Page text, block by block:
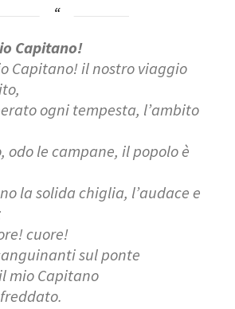
Capitano!
Capitano! il nostro viaggio
ogni tempesta, l’ambito
odo le campane, il popolo è
la solida chiglia, l’audace e
cuore!
sul ponte
mio Capitano